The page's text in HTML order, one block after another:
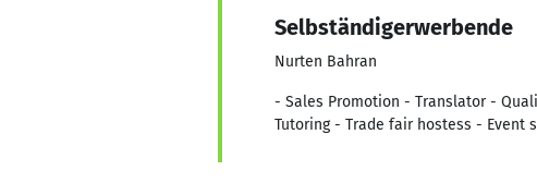
Selbständigerwerbende
Nurten Bahran
- Sales Promotion - Translator -
Tutoring - Trade fair hostess - Event